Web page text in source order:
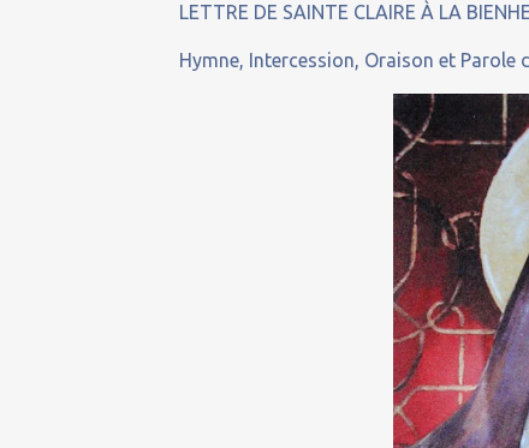
LETTRE DE SAINTE CLAIRE À LA
Hymne, Intercession, Oraison et Parole